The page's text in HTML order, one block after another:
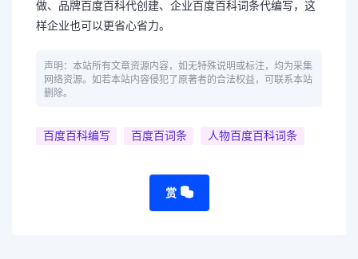
做、品牌百度百科代创建、企业百度百科词条代编写，这
样企业也可以更省心省力。
声明：本站所有文章资源内容，如无特殊说明或标注，均为采集
网络资源。如若本站内容侵犯了原著者的合法权益，可联系本站
删除。
百度百科编写 百度百词条 人物百度百科词条
赏